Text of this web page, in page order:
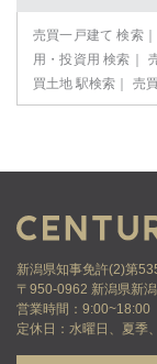
売買一戸建て 検索
用・投資用 検索
買土地 駅検索
売
新潟県知事免許(2)第
〒950-0962 新潟県新
営業時間：9:00~18:00
定休日：水曜日、夏季